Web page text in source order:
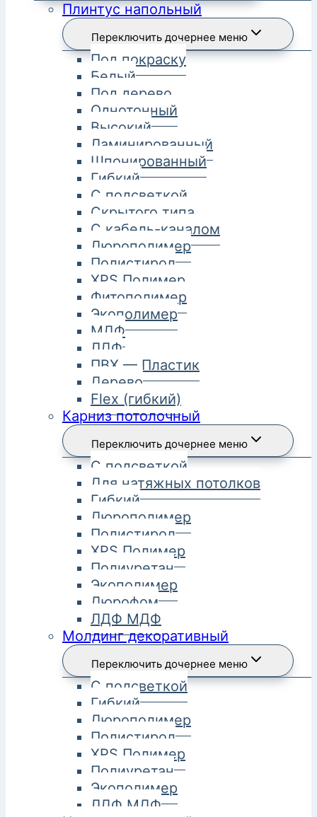
Плинтус напольный
Переключить дочернее меню
Под покраску
Белый
Под дерево
Однотонный
Высокий
Ламинированный
Шпонированный
Гибкий
С подсветкой
Скрытого типа
С кабель-каналом
Дюрополимер
Полистирол
XPS Полимер
Фитополимер
Экополимер
МДФ
ЛДФ
ПВХ — Пластик
Дерево
Flex (гибкий)
Карниз потолочный
Переключить дочернее меню
С подсветкой
Для натяжных потолков
Гибкий
Дюрополимер
Полистирол
XPS Полимер
Полиуретан
Экополимер
Дюрофом
ЛДФ МДФ
Молдинг декоративный
Переключить дочернее меню
С подсветкой
Гибкий
Дюрополимер
Полистирол
XPS Полимер
Полиуретан
Экополимер
ЛДФ МДФ